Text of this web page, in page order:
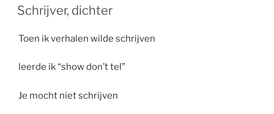
OP
Schrijver, dichter
Toen ik verhalen wilde schrijven
leerde ik “show don’t tel”
Je mocht niet schrijven